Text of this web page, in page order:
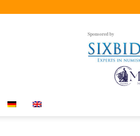
Sponsored by